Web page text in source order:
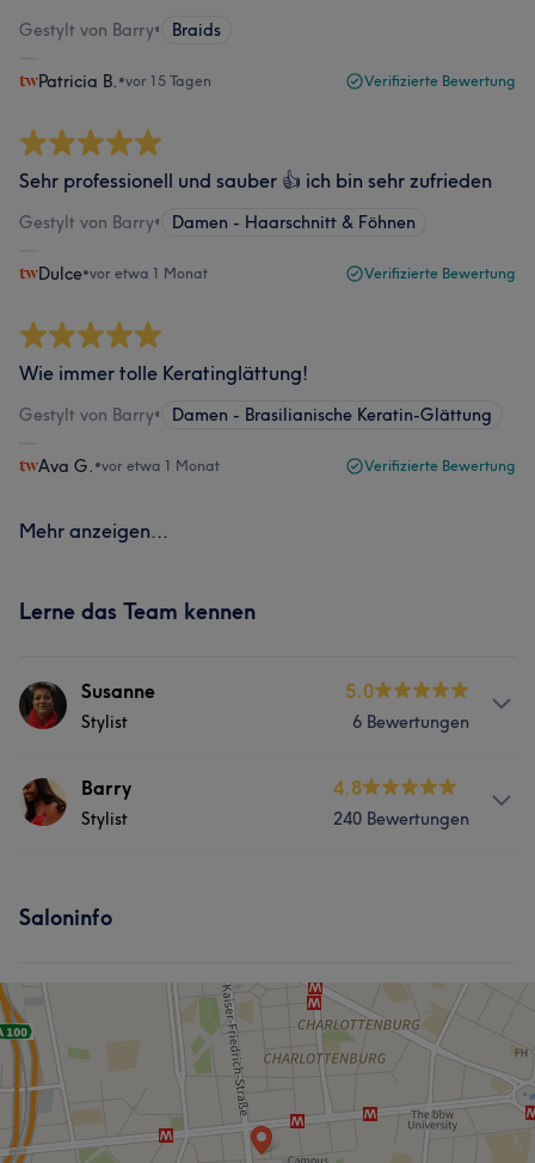
Gestylt von Barry• Braids
Patricia B. •vor 15 Tagen Verifizierte Bewertung
Sehr professionell und sauber 👍 ich bin sehr zufrieden
Gestylt von Barry• Damen - Haarschnitt & Föhnen
Dulce•vor etwa 1 Monat Verifizierte Bewertung
Wie immer tolle Keratinglättung!
Gestylt von Barry• Damen - Brasilianische Keratin-Glättung
Ava G. •vor etwa 1 Monat Verifizierte Bewertung
Mehr anzeigen...
Lerne das Team kennen
Susanne
Stylist
5.0
6 Bewertungen
ServicesBarry
Stylist
4.8
240 Bewertungen
Ästhetische Medizin
Was unsere Kunden über Barry sagen
Professionell Sympathisch 6
Saloninfo